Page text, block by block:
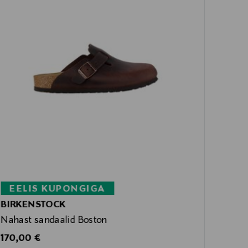
EELIS KUPONGIGA
BIRKENSTOCK
Nahast sandaalid Boston
Original Price
170,00 €